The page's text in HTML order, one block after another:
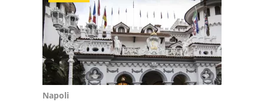
Napoli